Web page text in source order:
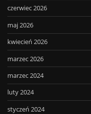
czerwiec 2026
maj 2026
kwiecień 2026
marzec 2026
marzec 2024
luty 2024
styczeń 2024